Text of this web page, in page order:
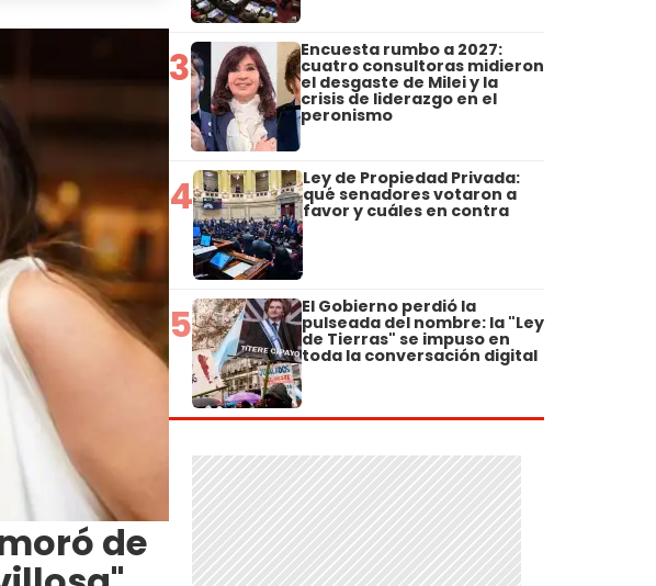
de
3 Encuesta rumbo a 2027:
cuatro consultoras midieron
el desgaste de Milei y la
crisis de liderazgo en el
peronismo
4 Ley de Propiedad Privada:
qué senadores votaron a
favor y cuáles en contra
5 El Gobierno perdió la
pulseada del nombre: la "Ley
de Tierras" se impuso en
toda la conversación digital